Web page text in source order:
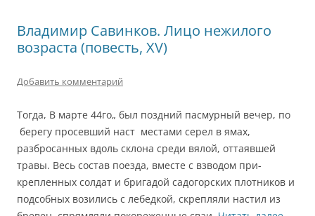
Владимир Савинков. Лицо нежилого
возраста (повесть, XV)
Добавить комментарий
Тогда, В марте 44го„ был поздний пасмурный вечер, по
берегу просевший наст местами серел в ямах,
разбросанных вдоль склона среди вялой, оттаявшей
травы. Весь состав поезда, вместе с взводом при­
крепленных солдат и бригадой садогорских плотников и
подсобных возились с лебедкой, скрепляли настил из